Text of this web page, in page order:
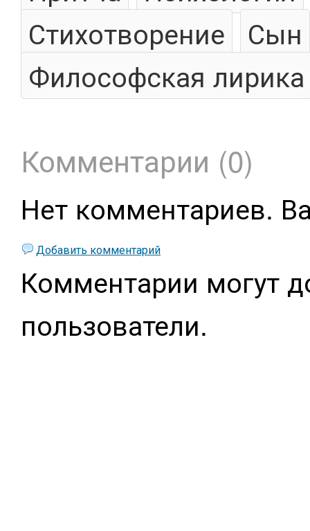
Стихотворение
Сын
Философская лирика
Комментарии (0)
Нет комментариев.
Добавить комментарий
Комментарии могут
пользователи.